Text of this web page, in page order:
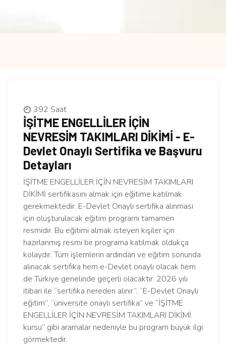
392 Saat
İŞİTME ENGELLİLER İÇİN
NEVRESİM TAKIMLARI DİKİMİ - E-
Devlet Onaylı Sertifika ve Başvuru
Detayları
İŞİTME ENGELLİLER İÇİN NEVRESİM TAKIMLARI
DİKİMİ sertifikasını almak için eğitime katılmak
gerekmektedir. E-Devlet Onaylı sertifika alınması
için oluşturulacak eğitim programı tamamen
resmidir. Bu eğitimi almak isteyen kişiler için
hazırlanmış resmi bir programa katılmak oldukça
kolaydır. Tüm işlemlerin ardından ve eğitim sonunda
alınacak sertifika hem e-Devlet onaylı olacak hem
de Türkiye genelinde geçerli olacaktır. 2026 yılı
itibari ile “sertifika nereden alınır”, “E-Devlet Onaylı
eğitim”, “üniversite onaylı sertifika” ve “İŞİTME
ENGELLİLER İÇİN NEVRESİM TAKIMLARI DİKİMİ
kursu” gibi aramalar nedeniyle bu program büyük ilgi
görmektedir.